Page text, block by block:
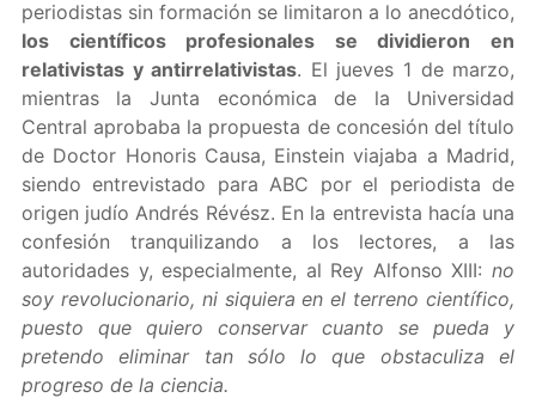
periodistas sin formación se limitaron a lo anecdótico,
los científicos profesionales se dividieron en
relativistas y antirrelativistas. El jueves 1 de marzo,
mientras la Junta económica de la Universidad
Central aprobaba la propuesta de concesión del título
de Doctor Honoris Causa, Einstein viajaba a Madrid,
siendo entrevistado para ABC por el periodista de
origen judío Andrés Révész. En la entrevista hacía una
confesión tranquilizando a los lectores, a las
autoridades y, especialmente, al Rey Alfonso XIII: no
soy revolucionario, ni siquiera en el terreno científico,
puesto que quiero conservar cuanto se pueda y
pretendo eliminar tan sólo lo que obstaculiza el
progreso de la ciencia.